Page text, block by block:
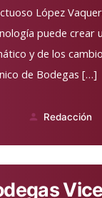
López
puede crear
y de los
de Bodegas […]
Publicado
Redacción